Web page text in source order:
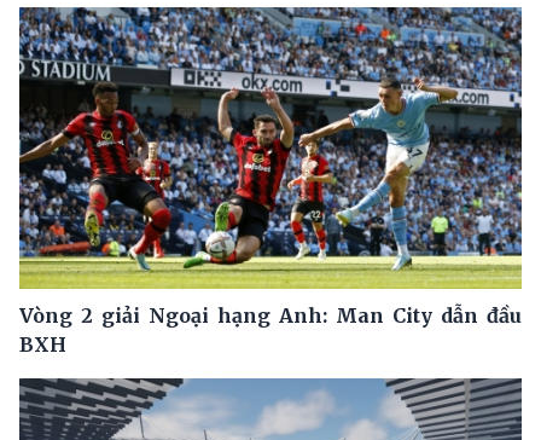
Vòng 2 giải Ngoại hạng Anh: Man City dẫn đầu
BXH